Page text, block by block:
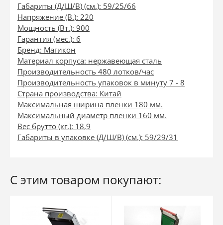
Габариты (Д/Ш/В) (см.): 59/25/66
Напряжение (В.): 220
Мощность (Вт.): 900
Гарантия (мес.): 6
Бренд: Магикон
Материал корпуса: нержавеющая сталь
Производительность 480 лотков/час
Производительность упаковок в минуту 7 - 8
Страна производства: Китай
Максимальная ширина пленки 180 мм.
Максимальный диаметр пленки 160 мм.
Вес брутто (кг.): 18,9
Габариты в упаковке (Д/Ш/В) (см.): 59/29/31
С этим товаром покупают: